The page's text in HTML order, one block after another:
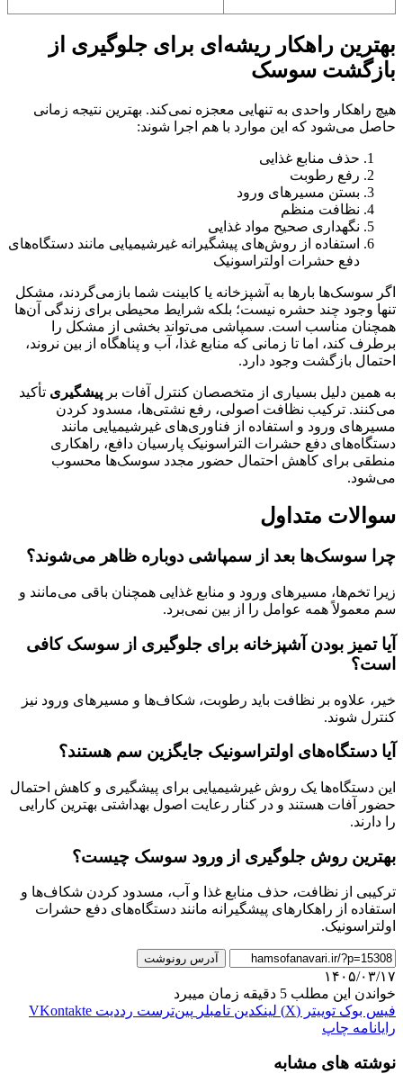
بهترین راهکار ریشه‌ای برای جلوگیری از
بازگشت سوسک
هیچ راهکار واحدی به تنهایی معجزه نمی‌کند. بهترین نتیجه زمانی
حاصل می‌شود که این موارد با هم اجرا شوند:
حذف منابع غذایی
رفع رطوبت
بستن مسیرهای ورود
نظافت منظم
نگهداری صحیح مواد غذایی
استفاده از روش‌های پیشگیرانه غیرشیمیایی مانند دستگاه‌های
دفع حشرات اولتراسونیک
اگر سوسک‌ها بارها به آشپزخانه یا کابینت شما بازمی‌گردند، مشکل
تنها وجود چند حشره نیست؛ بلکه شرایط محیطی برای زندگی آن‌ها
همچنان مناسب است. سمپاشی می‌تواند بخشی از مشکل را
برطرف کند، اما تا زمانی که منابع غذا، آب و پناهگاه از بین نروند،
احتمال بازگشت وجود دارد.
به همین دلیل بسیاری از متخصصان کنترل آفات بر پیشگیری تأکید
می‌کنند. ترکیب نظافت اصولی، رفع نشتی‌ها، مسدود کردن
مسیرهای ورود و استفاده از فناوری‌های غیرشیمیایی مانند
دستگاه‌های دفع حشرات التراسونیک پارسیان دافع، راهکاری
منطقی برای کاهش احتمال حضور مجدد سوسک‌ها محسوب
می‌شود.
سوالات متداول
چرا سوسک‌ها بعد از سمپاشی دوباره ظاهر می‌شوند؟
زیرا تخم‌ها، مسیرهای ورود و منابع غذایی همچنان باقی می‌مانند و
سم معمولاً همه عوامل را از بین نمی‌برد.
آیا تمیز بودن آشپزخانه برای جلوگیری از سوسک کافی
است؟
خیر، علاوه بر نظافت باید رطوبت، شکاف‌ها و مسیرهای ورود نیز
کنترل شوند.
آیا دستگاه‌های اولتراسونیک جایگزین سم هستند؟
این دستگاه‌ها یک روش غیرشیمیایی برای پیشگیری و کاهش احتمال
حضور آفات هستند و در کنار رعایت اصول بهداشتی بهترین کارایی
را دارند.
بهترین روش جلوگیری از ورود سوسک چیست؟
ترکیبی از نظافت، حذف منابع غذا و آب، مسدود کردن شکاف‌ها و
استفاده از راهکارهای پیشگیرانه مانند دستگاه‌های دفع حشرات
اولتراسونیک.
آدرس رونوشت
۱۴۰۵/۰۳/۱۷
خواندن این مطلب 5 دقیقه زمان میبرد
فیس بوک توییتر (X) لینکدین ‫تامبلر ‫پین‌ترست ‫رددیت ‫VKontakte
رایانامه چاپ
نوشته های مشابه